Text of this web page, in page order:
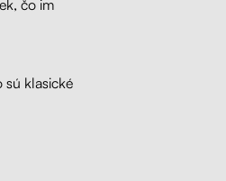
čo im
sú klasické